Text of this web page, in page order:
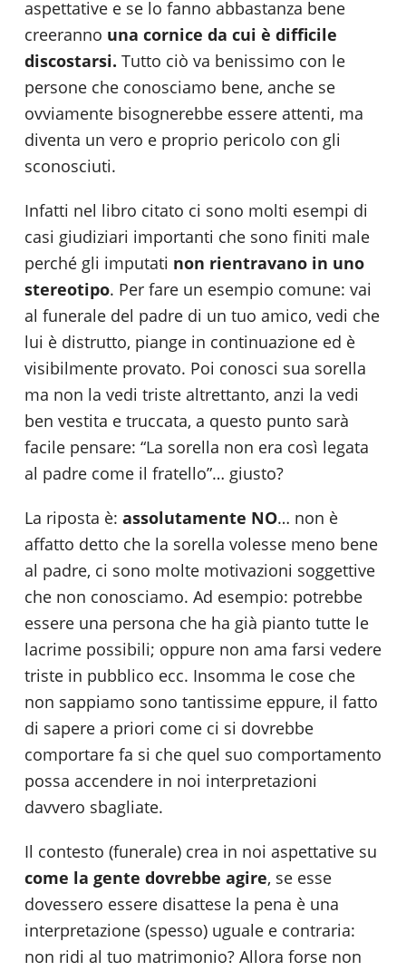
aspettative e se lo fanno abbastanza bene
creeranno una cornice da cui è difficile
discostarsi. Tutto ciò va benissimo con le
persone che conosciamo bene, anche se
ovviamente bisognerebbe essere attenti, ma
diventa un vero e proprio pericolo con gli
sconosciuti.
Infatti nel libro citato ci sono molti esempi di
casi giudiziari importanti che sono finiti male
perché gli imputati non rientravano in uno
stereotipo. Per fare un esempio comune: vai
al funerale del padre di un tuo amico, vedi che
lui è distrutto, piange in continuazione ed è
visibilmente provato. Poi conosci sua sorella
ma non la vedi triste altrettanto, anzi la vedi
ben vestita e truccata, a questo punto sarà
facile pensare: “La sorella non era così legata
al padre come il fratello”… giusto?
La riposta è: assolutamente NO… non è
affatto detto che la sorella volesse meno bene
al padre, ci sono molte motivazioni soggettive
che non conosciamo. Ad esempio: potrebbe
essere una persona che ha già pianto tutte le
lacrime possibili; oppure non ama farsi vedere
triste in pubblico ecc. Insomma le cose che
non sappiamo sono tantissime eppure, il fatto
di sapere a priori come ci si dovrebbe
comportare fa si che quel suo comportamento
possa accendere in noi interpretazioni
davvero sbagliate.
Il contesto (funerale) crea in noi aspettative su
come la gente dovrebbe agire, se esse
dovessero essere disattese la pena è una
interpretazione (spesso) uguale e contraria:
non ridi al tuo matrimonio? Allora forse non